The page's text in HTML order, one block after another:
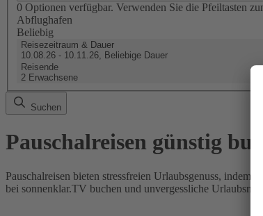
0 Optionen verfügbar. Verwenden Sie die Pfeiltasten
Abflughafen
Beliebig
Reisezeitraum & Dauer
10.08.26 - 10.11.26, Beliebige Dauer
Reisende
2 Erwachsene
Suchen
Pauschalreisen günstig
Pauschalreisen bieten stressfreien Urlaubsgenuss,
bei sonnenklar.TV buchen und unvergessliche